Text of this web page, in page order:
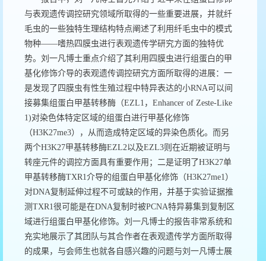
与表观遗传调控研究领域所取得的一些重要进展，并就纤
毛虫的一些独特生理结构特点阐述了利用纤毛虫中的模式
物种——嗜热四膜虫进行表观遗传学研究方面的独特优
势。 刘一凡博士重点介绍了其利用四膜虫进行组蛋白的甲
基化修饰介导的表观遗传调控研究方面所取得的进展：一
是发现了四膜虫有性生殖过程中特异表达的小RNA可以间
接募集组蛋白甲基转移酶（EZL1 ， Enhancer of Zeste-Like
1)对染色体特定区域的组蛋白进行甲基化修饰
（H3K27me3），从而造成特定区域的异染色质化。而另
两个H3K27甲基转移酶EZL2以及EZL3则在近期被证明与
转座元件的调控方面具有重要作用；二是证明了H3K27单
甲基转移酶TXR1介导的组蛋白甲基化修饰（H3K27me1）
对DNA复制延伸过程不可或缺的作用，并基于实验证据推
测 TXR1很可能是在DNA复制时被PCNA特异募集到复制区
域进行组蛋白甲基化修饰。 刘一凡博士的报告非常系统和
充实地展示了其团队与其合作者在表观遗传学方面所取得
的成果，与会师生也就各自感兴趣的问题与刘一凡博士展